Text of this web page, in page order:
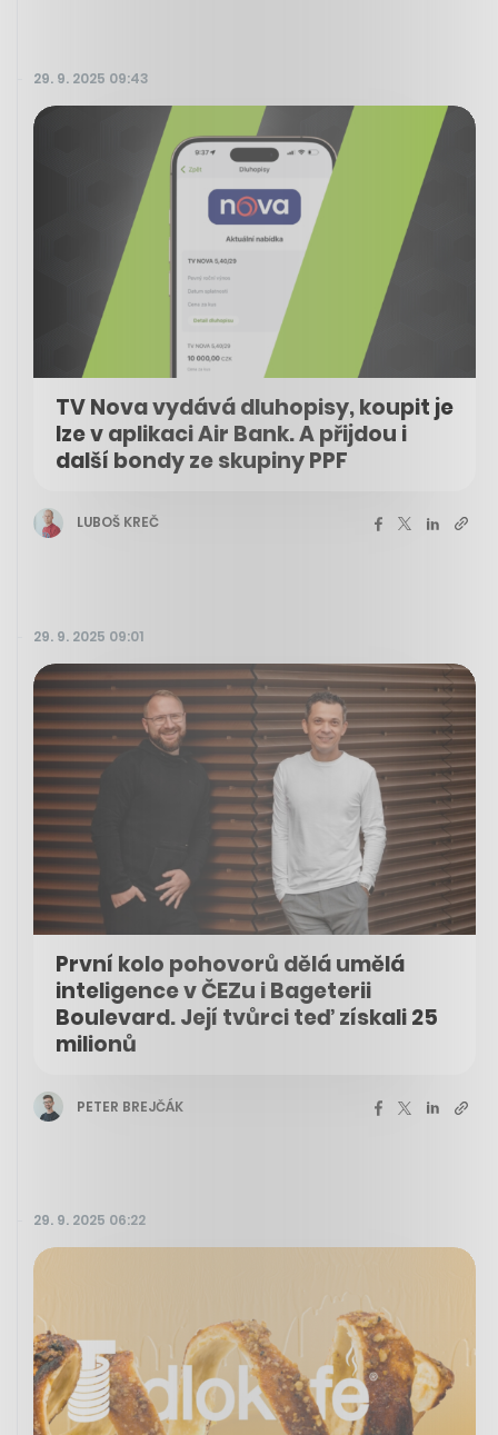
29. 9. 2025 09:43
TV Nova vydává dluhopisy, koupit je
lze v aplikaci Air Bank. A přijdou i
další bondy ze skupiny PPF
LUBOŠ KREČ
29. 9. 2025 09:01
První kolo pohovorů dělá umělá
inteligence v ČEZu i Bageterii
Boulevard. Její tvůrci teď získali 25
milionů
PETER BREJČÁK
29. 9. 2025 06:22